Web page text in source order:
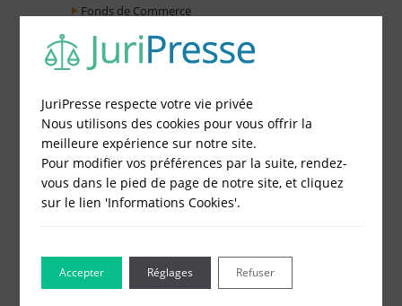
Fonds de Commerce
Cessation d'activité
JuriPresse respecte votre vie privée
Nous utilisons des cookies pour vous offrir la
meilleure expérience sur notre site.
Pour modifier vos préférences par la suite, rendez-
vous dans le pied de page de notre site, et cliquez
sur le lien 'Informations Cookies'.
Accepter Refuser
Réglages